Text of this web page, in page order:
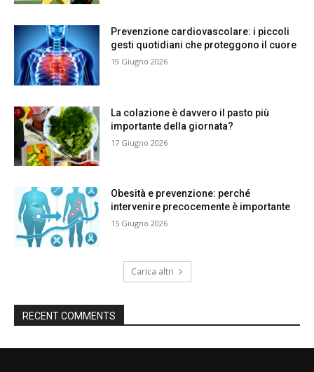
Prevenzione cardiovascolare: i piccoli
gesti quotidiani che proteggono il cuore
19 Giugno 2026
La colazione è davvero il pasto più
importante della giornata?
17 Giugno 2026
Obesità e prevenzione: perché
intervenire precocemente è importante
15 Giugno 2026
Carica altri
RECENT COMMENTS